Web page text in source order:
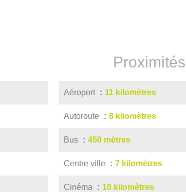
Proximités
Aéroport 11 kilomètres
Autoroute 8 kilomètres
Bus 450 mètres
Centre ville 7 kilomètres
Cinéma 10 kilomètres